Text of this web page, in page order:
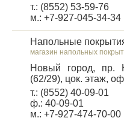
т.: (8552) 53-59-76
м.: +7-927-045-34-34
Напольные
магазин напольных
Новый город, пр.
(62/29), цок. этаж,
т.: (8552) 40-09-01
ф.: 40-09-01
м.: +7-927-474-70-00